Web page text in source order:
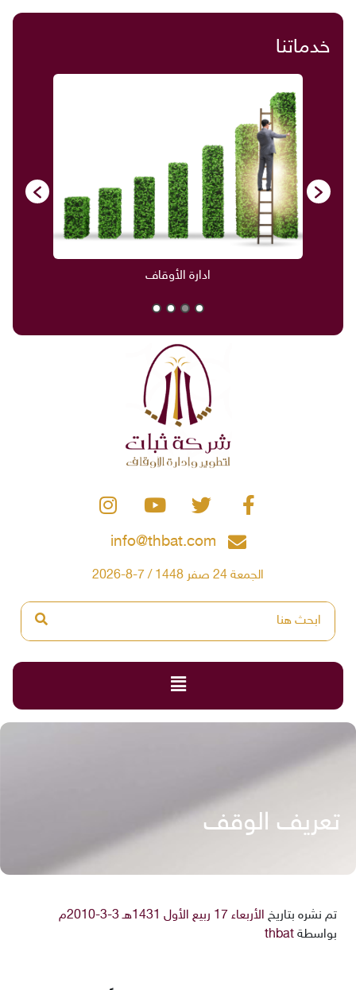
خدماتنا
ادارة الأوقاف
info@thbat.com
الجمعة 24 صفر 1448 / 7-8-2026
تعريف الوقف
تم نشره بتاريخ الأربعاء 17 ربيع الأول 1431هـ 3-3-2010م
بواسطة thbat